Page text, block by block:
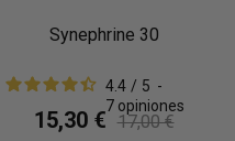
Synephrine 30
4.4 / 5 -
7 opiniones
15,30 € 17,00 €